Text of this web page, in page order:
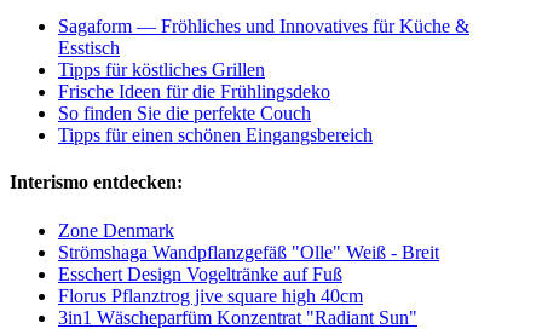
Sagaform — Fröhliches und Innovatives für Küche &
Esstisch
Tipps für köstliches Grillen
Frische Ideen für die Frühlingsdeko
So finden Sie die perfekte Couch
Tipps für einen schönen Eingangsbereich
Interismo entdecken:
Zone Denmark
Strömshaga Wandpflanzgefäß "Olle" Weiß - Breit
Esschert Design Vogeltränke auf Fuß
Florus Pflanztrog jive square high 40cm
3in1 Wäscheparfüm Konzentrat "Radiant Sun"